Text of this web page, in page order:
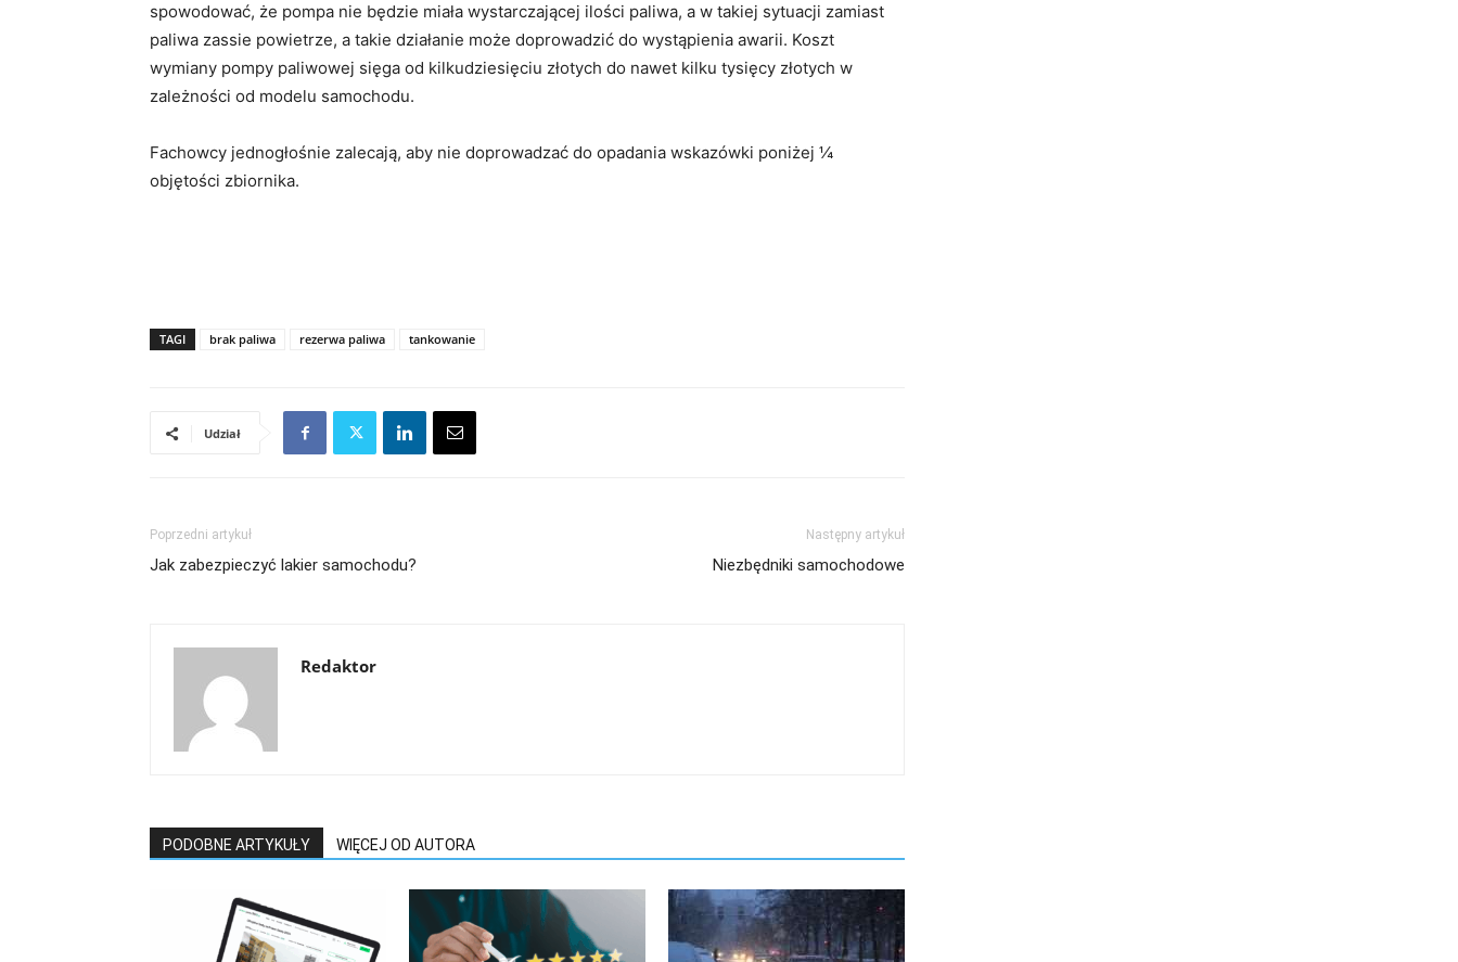
spowodować, że pompa nie będzie miała wystarczającej ilości paliwa, a w takiej sytuacji zamiast
paliwa zassie powietrze, a takie działanie może doprowadzić do wystąpienia awarii. Koszt
wymiany pompy paliwowej sięga od kilkudziesięciu złotych do nawet kilku tysięcy złotych w
zależności od modelu samochodu.
Fachowcy jednogłośnie zalecają, aby nie doprowadzać do opadania wskazówki poniżej ¼
objętości zbiornika.
TAGI brak paliwa rezerwa paliwa tankowanie
Udział
Poprzedni artykuł
Jak zabezpieczyć lakier samochodu?
Następny artykuł
Niezbędniki samochodowe
Redaktor
PODOBNE ARTYKUŁY WIĘCEJ OD AUTORA